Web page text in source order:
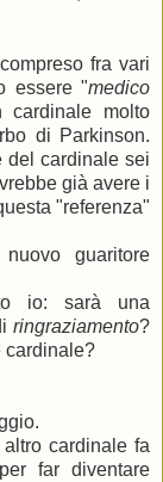
fra vari
essere "medico
molto
di Parkinson.
del cardinale sei
già avere i
"referenza"
guaritore
io: sarà una
ringraziamento?
cardinale?
cardinale fa
far diventare